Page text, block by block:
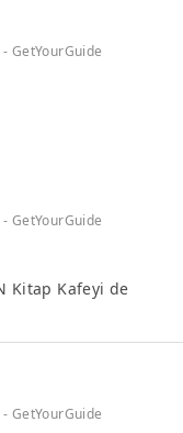
GetYourGuide
GetYourGuide
Kitap Kafeyi de
GetYourGuide